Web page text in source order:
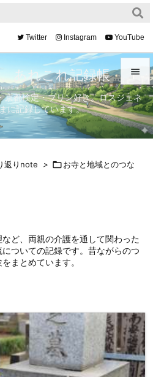


メニュ

サイド

検索
Twitter Instagram YouTube
あれこれ記録帳
京都検定・プリン好き。ロスジェネ
に記録しています。
返りnote > お寺と地域とのつな
ど、両親の介護を通して関わった
ついての記録です。昔ながらのつ
まとめています。